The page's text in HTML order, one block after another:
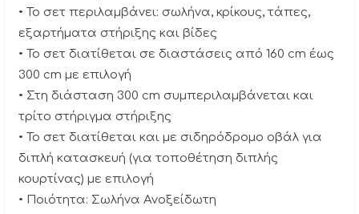
• Το σετ περιλαμβάνει: σωλήνα, κρίκους, τάπες,
εξαρτήματα στήριξης και βίδες
• Το σετ διατίθεται σε διαστάσεις από 160 cm έως
300 cm με επιλογή
• Στη διάσταση 300 cm συμπεριλαμβάνεται και
τρίτο στήριγμα στήριξης
• Το σετ διατίθεται και με σιδηρόδρομο οβάλ για
διπλή κατασκευή (για τοποθέτηση διπλής
κουρτίνας) με επιλογή
• Ποιότητα: Σωλήνα Ανοξείδωτη